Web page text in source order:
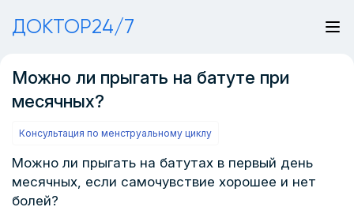
ДОКТОР24/7
Можно ли прыгать на батуте при
месячных?
Консультация по менструальному циклу
Можно ли прыгать на батутах в первый день
месячных, если самочувствие хорошее и нет
болей?